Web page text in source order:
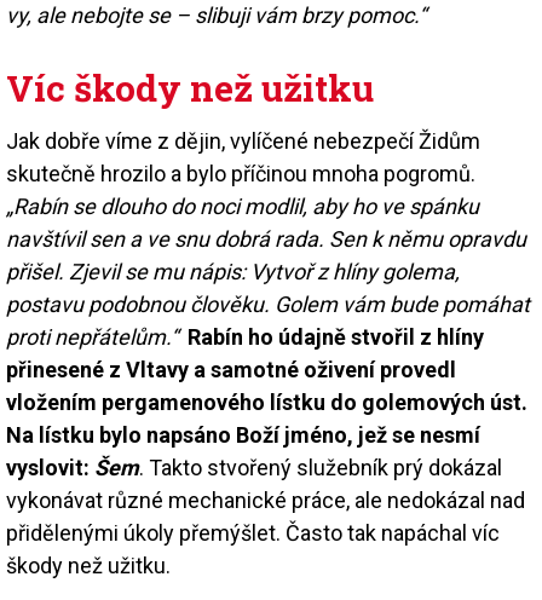
vy, ale nebojte se – slibuji vám brzy pomoc.“
Víc škody než užitku
Jak dobře víme z dějin, vylíčené nebezpečí Židům
skutečně hrozilo a bylo příčinou mnoha pogromů.
„Rabín se dlouho do noci modlil, aby ho ve spánku
navštívil sen a ve snu dobrá rada. Sen k němu opravdu
přišel. Zjevil se mu nápis: Vytvoř z hlíny golema,
postavu podobnou člověku. Golem vám bude pomáhat
proti nepřátelům.“ Rabín ho údajně stvořil z hlíny
přinesené z Vltavy a samotné oživení provedl
vložením pergamenového lístku do golemových úst.
Na lístku bylo napsáno Boží jméno, jež se nesmí
vyslovit: Šem. Takto stvořený služebník prý dokázal
vykonávat různé mechanické práce, ale nedokázal nad
přidělenými úkoly přemýšlet. Často tak napáchal víc
škody než užitku.